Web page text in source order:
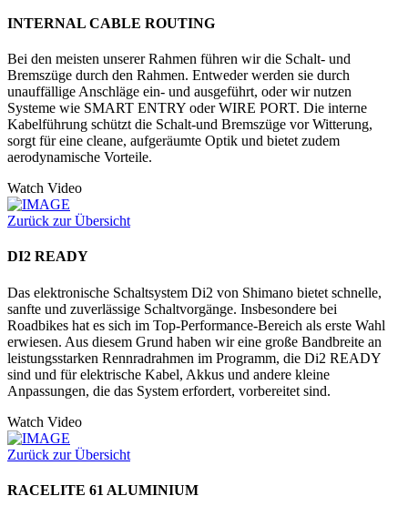
INTERNAL CABLE ROUTING
Bei den meisten unserer Rahmen führen wir die Schalt- und
Bremszüge durch den Rahmen. Entweder werden sie durch
unauffällige Anschläge ein- und ausgeführt, oder wir nutzen
Systeme wie SMART ENTRY oder WIRE PORT. Die interne
Kabelführung schützt die Schalt-und Bremszüge vor Witterung,
sorgt für eine cleane, aufgeräumte Optik und bietet zudem
aerodynamische Vorteile.
Watch Video
Zurück zur Übersicht
DI2 READY
Das elektronische Schaltsystem Di2 von Shimano bietet schnelle,
sanfte und zuverlässige Schaltvorgänge. Insbesondere bei
Roadbikes hat es sich im Top-Performance-Bereich als erste Wahl
erwiesen. Aus diesem Grund haben wir eine große Bandbreite an
leistungsstarken Rennradrahmen im Programm, die Di2 READY
sind und für elektrische Kabel, Akkus und andere kleine
Anpassungen, die das System erfordert, vorbereitet sind.
Watch Video
Zurück zur Übersicht
RACELITE 61 ALUMINIUM